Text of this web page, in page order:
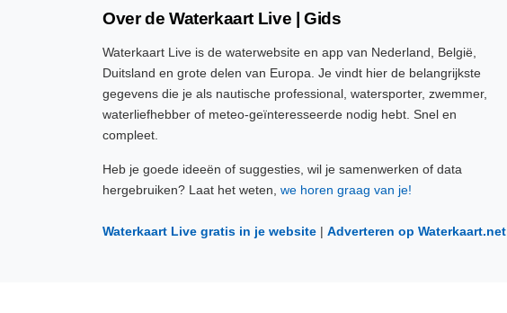
Over de Waterkaart Live | Gids
Waterkaart Live is de waterwebsite en app van Nederland, België,
Duitsland en grote delen van Europa. Je vindt hier de belangrijkste
gegevens die je als nautische professional, watersporter, zwemmer,
waterliefhebber of meteo-geïnteresseerde nodig hebt. Snel en
compleet.
Heb je goede ideeën of suggesties, wil je samenwerken of data
hergebruiken? Laat het weten, we horen graag van je!
Waterkaart Live gratis in je website | Adverteren op Waterkaart.net